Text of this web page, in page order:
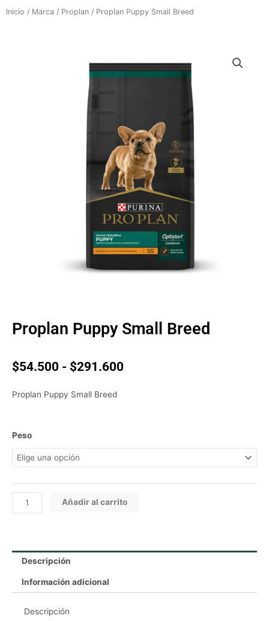
Inicio / Marca / Proplan / Proplan Puppy Small Breed
Proplan Puppy Small Breed
$54.500 - $291.600
$291.600
Proplan Puppy Small Breed
Peso
Proplan
Puppy
Small
cantidad
Añadir al carrito
Descripción
Información adicional
Descripción